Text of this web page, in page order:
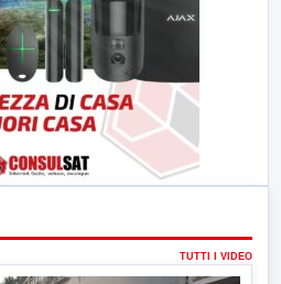
TUTTI I VIDEO